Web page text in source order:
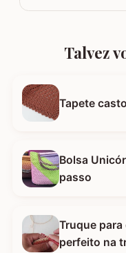
Talvez
Tapete
Bolsa Unicórnio - Bag de
passo
Truque
perfeito na